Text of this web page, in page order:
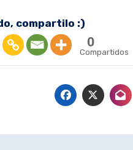
compartilo :)
0
Compartidos